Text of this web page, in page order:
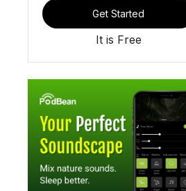
Get Started
It is Free